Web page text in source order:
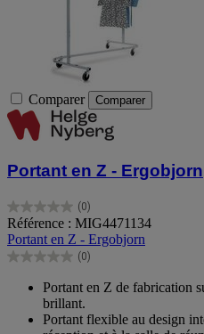
Comparer Comparer
Portant en Z - Ergobjorn
(0)
0.0
sur
5
étoiles.
Référence : MIG4471134
Portant en Z - Ergobjorn
(0)
0.0
étoiles.
Portant en Z de fabrication
brillant.
Portant flexible au design